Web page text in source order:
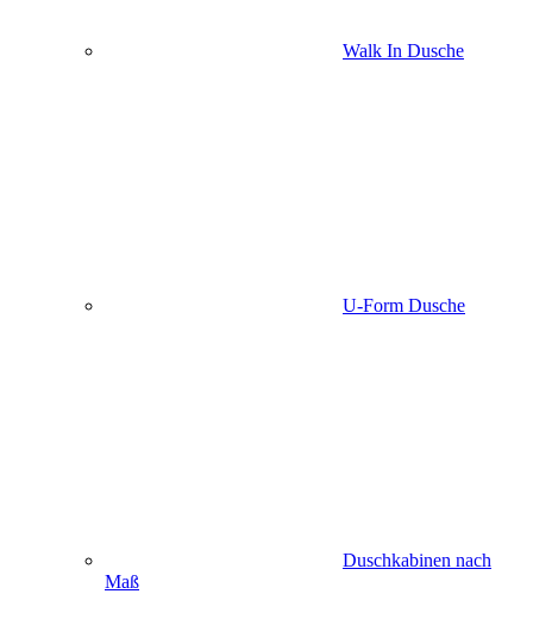
Walk In Dusche
U-Form Dusche
Duschkabinen nach
Maß